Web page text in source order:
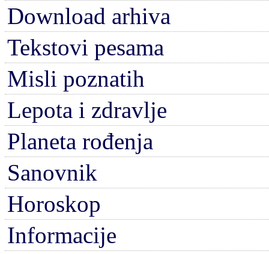
Download arhiva
Tekstovi pesama
Misli poznatih
Lepota i zdravlje
Planeta rođenja
Sanovnik
Horoskop
Informacije